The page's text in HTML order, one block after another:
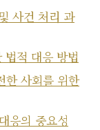
사건 처리 과
법적 대응 방법
한 사회를 위한
응의 중요성